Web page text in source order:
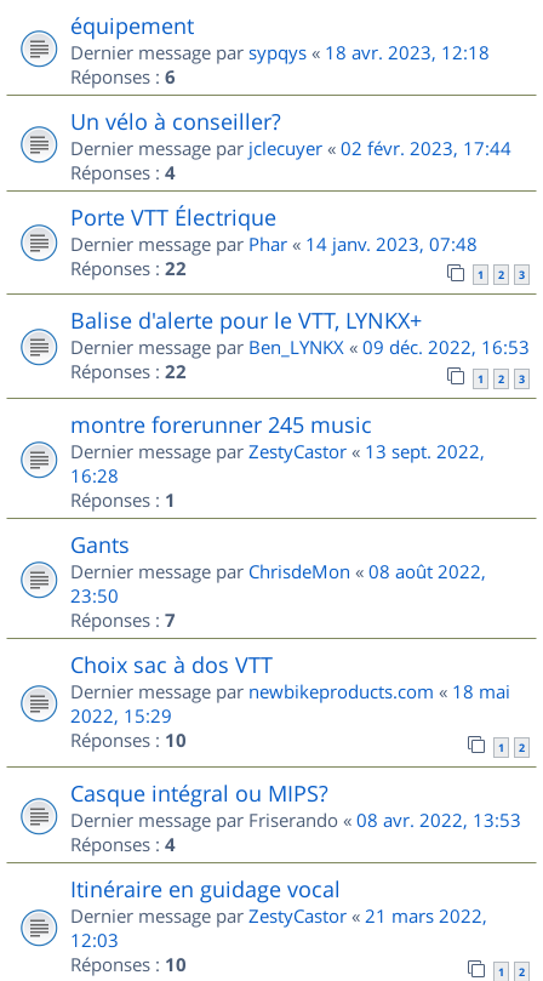
équipement
Dernier message par sypqys « 18 avr. 2023, 12:18
Réponses : 6
Un vélo à conseiller?
Dernier message par jclecuyer « 02 févr. 2023, 17:44
Réponses : 4
Porte VTT Électrique
Dernier message par Phar « 14 janv. 2023, 07:48
Réponses : 22 1 2 3
Balise d'alerte pour le VTT, LYNKX+
Dernier message par Ben_LYNKX « 09 déc. 2022, 16:53
Réponses : 22 1 2 3
montre forerunner 245 music
Dernier message par ZestyCastor « 13 sept. 2022,
16:28
Réponses : 1
Gants
Dernier message par ChrisdeMon « 08 août 2022,
23:50
Réponses : 7
Choix sac à dos VTT
Dernier message par newbikeproducts.com « 18 mai
2022, 15:29
Réponses : 10 1 2
Casque intégral ou MIPS?
Dernier message par Friserando « 08 avr. 2022, 13:53
Réponses : 4
Itinéraire en guidage vocal
Dernier message par ZestyCastor « 21 mars 2022,
12:03
Réponses : 10 1 2